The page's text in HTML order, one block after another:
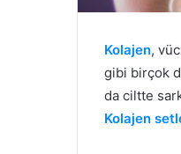
Kolajen,
gibi birçok
da ciltte
Kolajen